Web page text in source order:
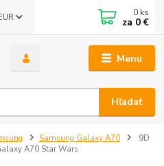
Menu
Hľadať
0 ks
za 0 €
Samsung Galaxy A70
9D
A70 Star Wars